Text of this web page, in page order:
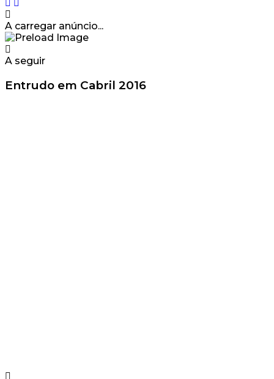
A carregar anúncio...
A seguir
Entrudo em Cabril 2016